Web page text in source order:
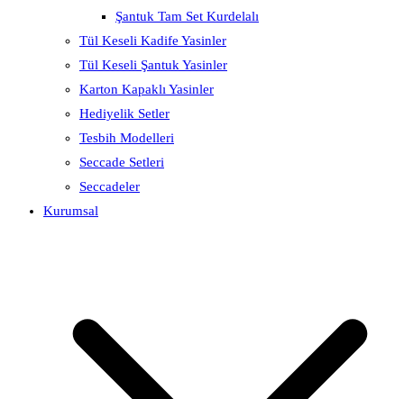
Şantuk Tam Set Kurdelalı
Tül Keseli Kadife Yasinler
Tül Keseli Şantuk Yasinler
Karton Kapaklı Yasinler
Hediyelik Setler
Tesbih Modelleri
Seccade Setleri
Seccadeler
Kurumsal